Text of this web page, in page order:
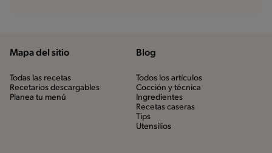
Mapa del sitio
Todas las recetas
Recetarios descargables
Planea tu menú
Blog
Todos los artículos
Cocción y técnica
Ingredientes
Recetas caseras
Tips
Utensílios